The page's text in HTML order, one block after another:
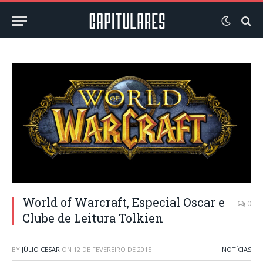
World of Warcraft, Especial Oscar e
Clube de Leitura Tolkien
0
BY JÚLIO CESAR ON 12 DE FEVEREIRO DE 2015 NOTÍCIAS